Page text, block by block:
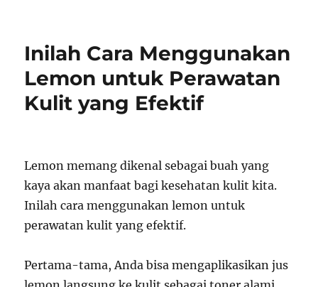
Inilah Cara Menggunakan
Lemon untuk Perawatan
Kulit yang Efektif
Lemon memang dikenal sebagai buah yang
kaya akan manfaat bagi kesehatan kulit kita.
Inilah cara menggunakan lemon untuk
perawatan kulit yang efektif.
Pertama-tama, Anda bisa mengaplikasikan jus